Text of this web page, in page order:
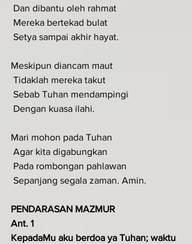
Dan dibantu oleh rahmat
Mereka bertekad bulat
Setya sampai akhir hayat.
Meskipun diancam maut
Tidaklah mereka takut
Sebab Tuhan mendampingi
Dengan kuasa ilahi.
Mari mohon pada Tuhan
Agar kita digabungkan
Pada rombongan pahlawan
Sepanjang segala zaman. Amin.
PENDARASAN MAZMUR
Ant. 1
KepadaMu aku berdoa ya Tuhan; waktu